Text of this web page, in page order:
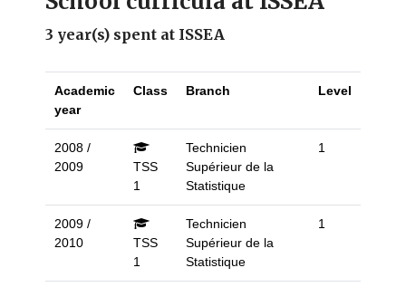
3 year(s) spent at ISSEA
Academic
year
Class Branch Level
2008 /
2009
TSS
1
Technicien
Supérieur de la
Statistique
1
2009 /
2010
TSS
1
Technicien
Supérieur de la
Statistique
1